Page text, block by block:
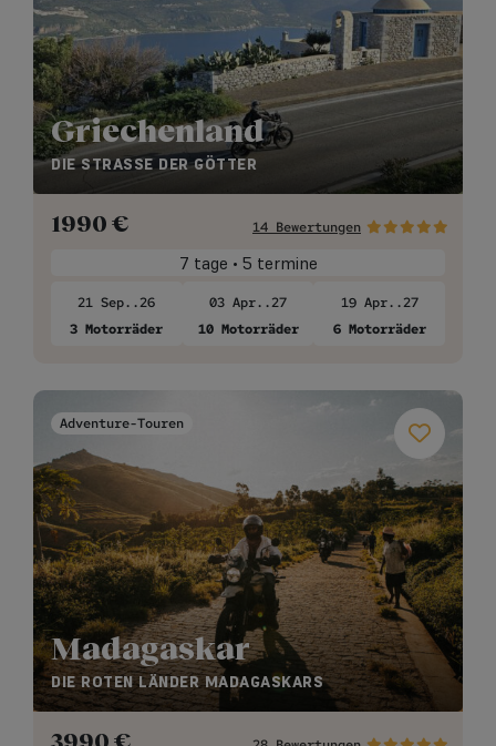
Griechenland
DIE STRASSE DER GÖTTER
1990 € 14 Bewertungen
7 tage • 5 termine
21 Sep..26
3 Motorräder
03 Apr..27
10 Motorräder
19 Apr..27
6 Motorräder
Adventure-Touren
Madagaskar
DIE ROTEN LÄNDER MADAGASKARS
3990 €